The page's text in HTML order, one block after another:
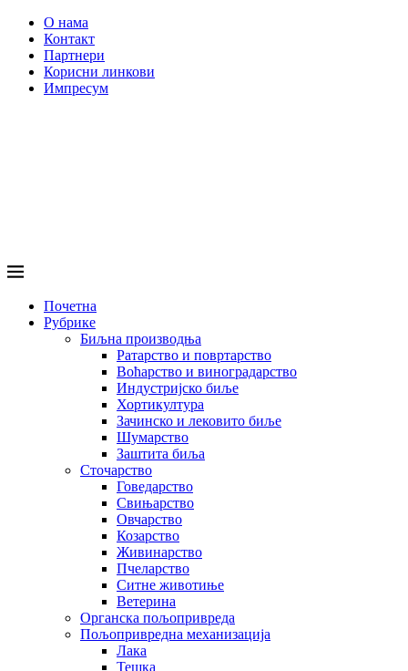
О нама
Контакт
Партнери
Корисни линкови
Импресум
Почетна
Рубрике
Биљна производња
Ратарство и повртарство
Воћарство и виноградарство
Индустријско биље
Хортикултура
Зачинско и лековито биље
Шумарство
Заштита биља
Сточарство
Говедарство
Свињарство
Овчарство
Козарство
Живинарство
Пчеларство
Ситне животиње
Ветерина
Органска пољопривреда
Пољопривредна механизација
Лака
Тешка